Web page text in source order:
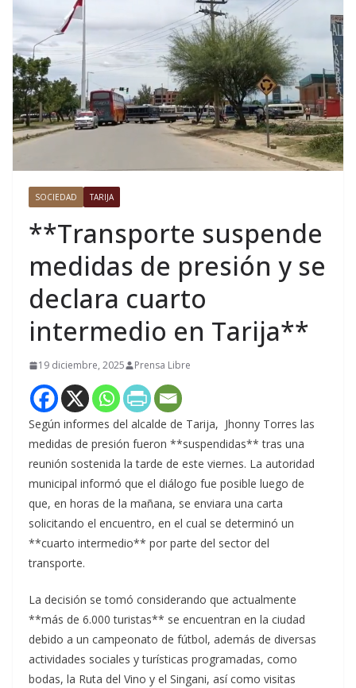
SOCIEDAD TARIJA
**Transporte suspende
medidas de presión y se
declara cuarto
intermedio en Tarija**
19 diciembre, 2025 Prensa Libre
Según informes del alcalde de Tarija, Jhonny Torres las
medidas de presión fueron **suspendidas** tras una
reunión sostenida la tarde de este viernes. La autoridad
municipal informó que el diálogo fue posible luego de
que, en horas de la mañana, se enviara una carta
solicitando el encuentro, en el cual se determinó un
**cuarto intermedio** por parte del sector del
transporte.
La decisión se tomó considerando que actualmente
**más de 6.000 turistas** se encuentran en la ciudad
debido a un campeonato de fútbol, además de diversas
actividades sociales y turísticas programadas, como
bodas, la Ruta del Vino y el Singani, así como visitas